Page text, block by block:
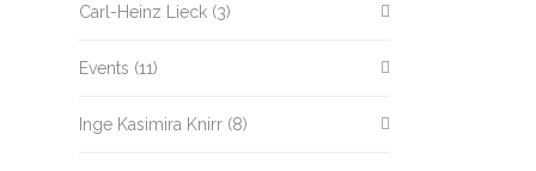
Carl-Heinz Lieck (3)
Events (11)
Inge Kasimira Knirr (8)